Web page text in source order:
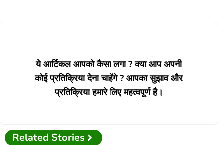
ये आर्टिकल आपको कैसा लगा ? क्या आप अपनी
कोई प्रतिक्रिया देना चाहेंगे ? आपका सुझाव और
प्रतिक्रिया हमारे लिए महत्वपूर्ण है।
Related Stories